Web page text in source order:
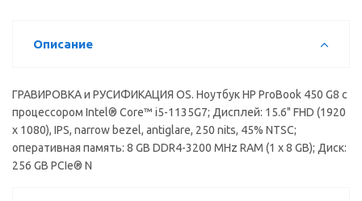
Описание
ГРАВИРОВКА и РУСИФИКАЦИЯ OS. Ноутбук HP ProBook 450 G8 с
процессором Intel® Core™ i5-1135G7; Дисплей: 15.6" FHD (1920
x 1080), IPS, narrow bezel, antiglare, 250 nits, 45% NTSC;
оперативная память: 8 GB DDR4-3200 MHz RAM (1 x 8 GB); Диск:
256 GB PCIe® N